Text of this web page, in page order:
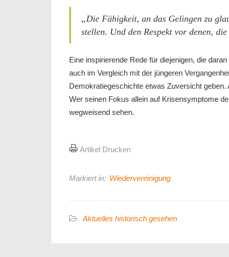
„Die Fähigkeit, an das Gelingen zu
stellen. Und den Respekt vor denen,
Eine inspirierende Rede für diejenigen, die
auch im Vergleich mit der jüngeren
Demokratiegeschichte etwas Zuversicht
Wer seinen Fokus allein auf Krisensymptome
wegweisend sehen.
Artikel Drucken
Markiert in: Wiedervereinigung
Aktuelles historisch gesehen